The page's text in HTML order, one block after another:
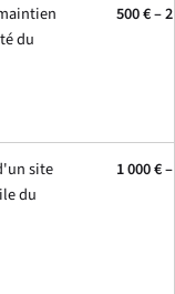
du
500 € –
site
du
1 000 €